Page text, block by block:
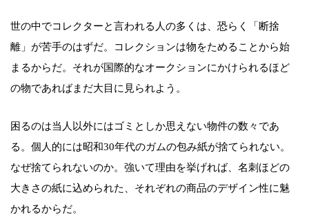
世の中でコレクターと言われる人の多くは、恐らく「断捨
離」が苦手のはずだ。コレクションは物をためることから始
まるからだ。それが国際的なオークションにかけられるほど
の物であればまだ大目に見られよう。
困るのは当人以外にはゴミとしか思えない物件の数々であ
る。個人的には昭和30年代のガムの包み紙が捨てられない。
なぜ捨てられないのか。強いて理由を挙げれば、名刺ほどの
大きさの紙に込められた、それぞれの商品のデザイン性に魅
かれるからだ。